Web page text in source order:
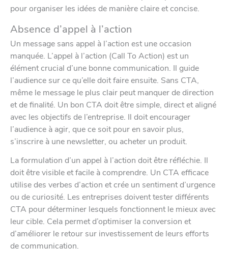
pour organiser les idées de manière claire et concise.
Absence d’appel à l’action
Un message sans appel à l’action est une occasion
manquée. L’appel à l’action (Call To Action) est un
élément crucial d’une bonne communication. Il guide
l’audience sur ce qu’elle doit faire ensuite. Sans CTA,
même le message le plus clair peut manquer de direction
et de finalité. Un bon CTA doit être simple, direct et aligné
avec les objectifs de l’entreprise. Il doit encourager
l’audience à agir, que ce soit pour en savoir plus,
s’inscrire à une newsletter, ou acheter un produit.
La formulation d’un appel à l’action doit être réfléchie. Il
doit être visible et facile à comprendre. Un CTA efficace
utilise des verbes d’action et crée un sentiment d’urgence
ou de curiosité. Les entreprises doivent tester différents
CTA pour déterminer lesquels fonctionnent le mieux avec
leur cible. Cela permet d’optimiser la conversion et
d’améliorer le retour sur investissement de leurs efforts
de communication.